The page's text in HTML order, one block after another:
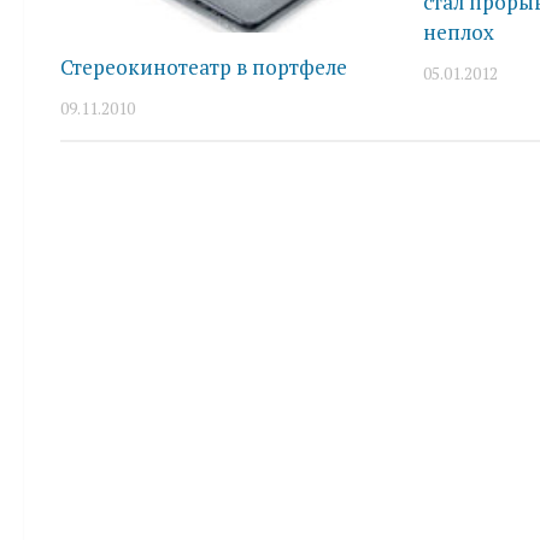
Стереокинотеатр в портфеле
09.11.2010
неплох
05.01.2012